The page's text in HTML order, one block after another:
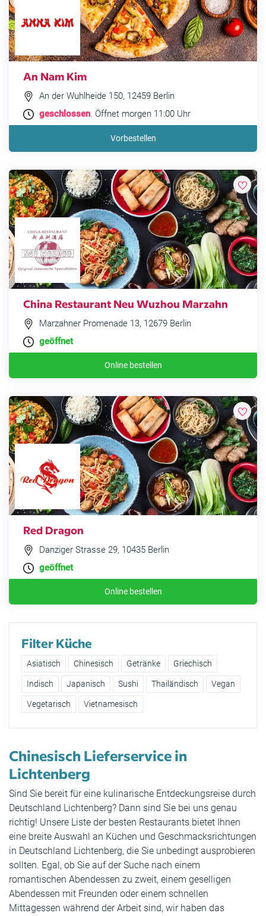
An Nam Kim
An der Wuhlheide 150, 12459 Berlin
geschlossen. Öffnet morgen 11:00 Uhr
Vorbestellen
China Restaurant Neu Wuzhou Marzahn
Marzahner Promenade 13, 12679 Berlin
geöffnet
Online bestellen
Red Dragon
Danziger Strasse 29, 10435 Berlin
geöffnet
Online bestellen
Filter Küche
Asiatisch Chinesisch Getränke Griechisch
Indisch Japanisch Sushi Thailändisch Vegan
Vegetarisch Vietnamesisch
Chinesisch Lieferservice in
Lichtenberg
Sind Sie bereit für eine kulinarische Entdeckungsreise durch
Deutschland Lichtenberg? Dann sind Sie bei uns genau
richtig! Unsere Liste der besten Restaurants bietet Ihnen
eine breite Auswahl an Küchen und Geschmacksrichtungen
in Deutschland Lichtenberg, die Sie unbedingt ausprobieren
sollten. Egal, ob Sie auf der Suche nach einem
romantischen Abendessen zu zweit, einem geselligen
Abendessen mit Freunden oder einem schnellen
Mittagessen während der Arbeit sind, wir haben das